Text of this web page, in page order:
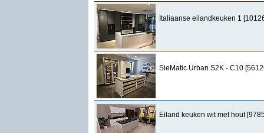
Italiaanse eilandkeuken 1
SieMatic Urban S2K - C10
Eiland keuken wit met hout